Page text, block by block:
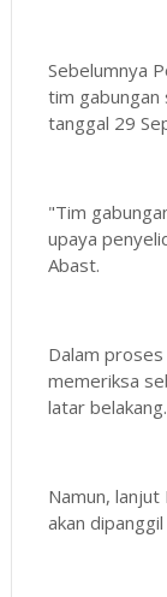
Sebelumnya
tim gabungan
tanggal 29
"Tim
upaya
Abast.
Dalam
memeriksa
latar belakang.
Namun,
akan